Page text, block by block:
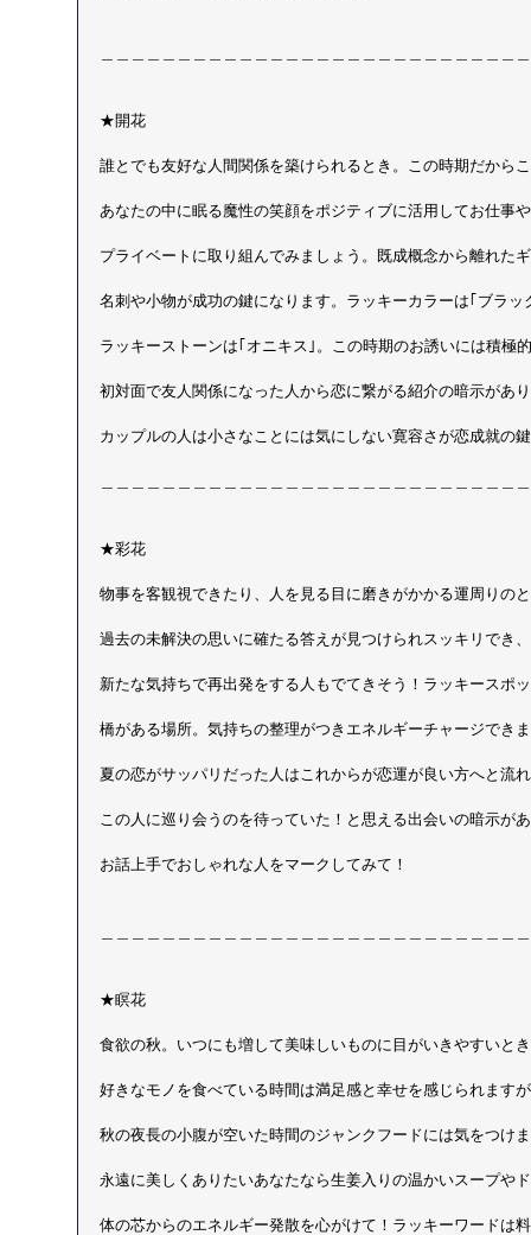
★開花
誰とでも友好な人間関係を築けられるとき。この時期だから
あなたの中に眠る魔性の笑顔をポジティブに活用してお仕事や
プライベートに取り組んでみましょう。既成概念から離れた
名刺や小物が成功の鍵になります。ラッキーカラーは｢ブラッ
ラッキーストーンは｢オニキス｣。この時期のお誘いには積極
初対面で友人関係になった人から恋に繋がる紹介の暗示があ
カップルの人は小さなことには気にしない寛容さが恋成就の
★彩花
物事を客観視できたり、人を見る目に磨きがかかる運周りの
過去の未解決の思いに確たる答えが見つけられスッキリでき、
新たな気持ちで再出発をする人もでてきそう！ラッキースポ
橋がある場所。気持ちの整理がつきエネルギーチャージでき
夏の恋がサッパリだった人はこれからが恋運が良い方へと流
この人に巡り会うのを待っていた！と思える出会いの暗示が
お話上手でおしゃれな人をマークしてみて！
★瞑花
食欲の秋。いつにも増して美味しいものに目がいきやすいと
好きなモノを食べている時間は満足感と幸せを感じられます
秋の夜長の小腹が空いた時間のジャンクフードには気をつけ
永遠に美しくありたいあなたなら生姜入りの温かいスープや
体の芯からのエネルギー発散を心がけて！ラッキーワードは